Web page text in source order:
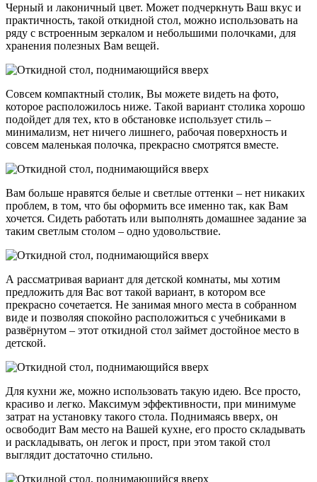
Черный и лаконичный цвет. Может подчеркнуть Ваш вкус и
практичность, такой откидной стол, можно использовать на
ряду с встроенным зеркалом и небольшими полочками, для
хранения полезных Вам вещей.
Совсем компактный столик, Вы можете видеть на фото,
которое расположилось ниже. Такой вариант столика хорошо
подойдет для тех, кто в обстановке использует стиль –
минимализм, нет ничего лишнего, рабочая поверхность и
совсем маленькая полочка, прекрасно смотрятся вместе.
Вам больше нравятся белые и светлые оттенки – нет никаких
проблем, в том, что бы оформить все именно так, как Вам
хочется. Сидеть работать или выполнять домашнее задание за
таким светлым столом – одно удовольствие.
А рассматривая вариант для детской комнаты, мы хотим
предложить для Вас вот такой вариант, в котором все
прекрасно сочетается. Не занимая много места в собранном
виде и позволяя спокойно расположиться с учебниками в
развёрнутом – этот откидной стол займет достойное место в
детской.
Для кухни же, можно использовать такую идею. Все просто,
красиво и легко. Максимум эффективности, при минимуме
затрат на установку такого стола. Поднимаясь вверх, он
освободит Вам место на Вашей кухне, его просто складывать
и раскладывать, он легок и прост, при этом такой стол
выглядит достаточно стильно.